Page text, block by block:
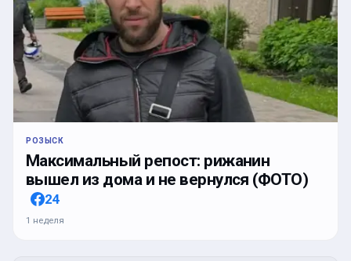
РОЗЫСК
Максимальный репост: рижанин
вышел из дома и не вернулся (ФОТО)
24
1 неделя